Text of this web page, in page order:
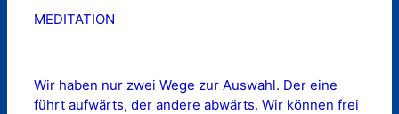
MEDITATION
Wir haben nur zwei Wege zur Auswahl. Der eine
führt aufwärts, der andere abwärts. Wir können frei